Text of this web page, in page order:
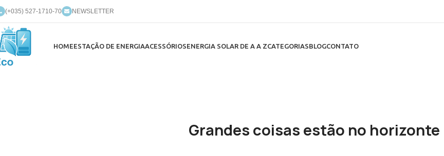
(+035) 527-1710-70 NEWSLETTER
HOMEESTAÇÃO DE ENERGIAACESSÓRIOSENERGIA SOLAR DE A A ZCATEGORIASBLOGCONTATO
Grandes coisas estão no horizonte